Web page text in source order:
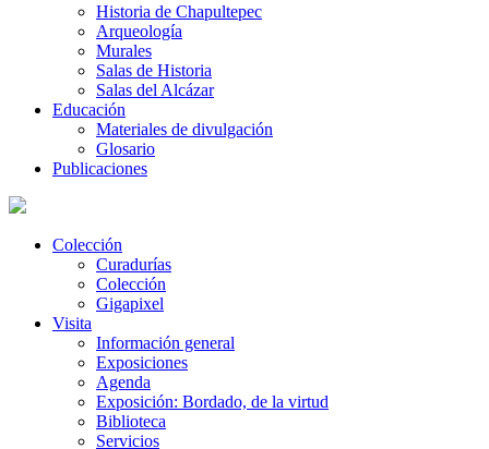
Historia de Chapultepec
Arqueología
Murales
Salas de Historia
Salas del Alcázar
Educación
Materiales de divulgación
Glosario
Publicaciones
Colección
Curadurías
Colección
Gigapixel
Visita
Información general
Exposiciones
Agenda
Exposición: Bordado, de la virtud
Biblioteca
Servicios